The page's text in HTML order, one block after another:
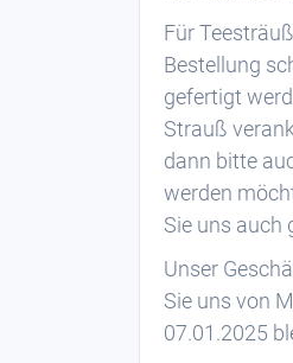
Für
Bestellung
gefertigt
Strauß
dann bitte
werden
Sie uns auch
Unser
Sie uns von
07.01.2025